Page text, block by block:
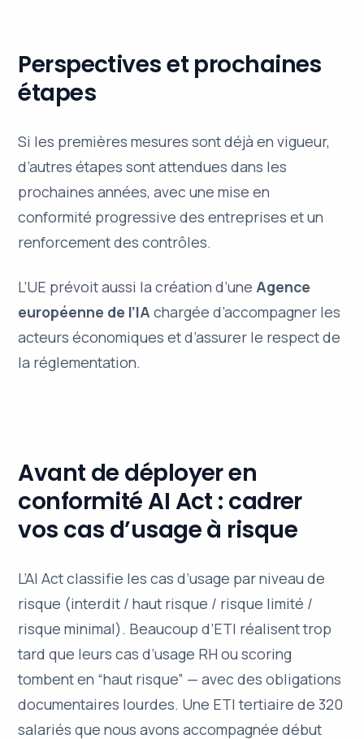
Perspectives et prochaines
étapes
Si les premières mesures sont déjà en vigueur,
d’autres étapes sont attendues dans les
prochaines années, avec une mise en
conformité progressive des entreprises et un
renforcement des contrôles.
L’UE prévoit aussi la création d’une Agence
européenne de l’IA chargée d’accompagner les
acteurs économiques et d’assurer le respect de
la réglementation.
Avant de déployer en
conformité AI Act : cadrer
vos cas d’usage à risque
L’AI Act classifie les cas d’usage par niveau de
risque (interdit / haut risque / risque limité /
risque minimal). Beaucoup d’ETI réalisent trop
tard que leurs cas d’usage RH ou scoring
tombent en “haut risque” — avec des obligations
documentaires lourdes. Une ETI tertiaire de 320
salariés que nous avons accompagnée début